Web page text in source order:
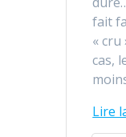
fait
« cru
cas,
Lire